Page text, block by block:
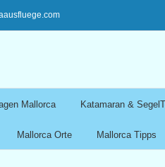
Mallorca Katamaran &
Mallorca Orte Mallorca Tipps